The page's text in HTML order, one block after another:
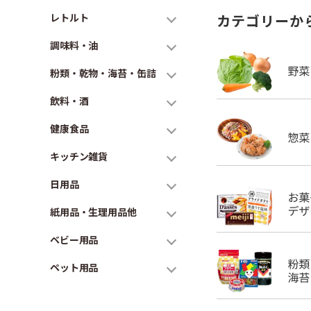
レトルト
調味料・油
粉類・乾物・海苔・缶詰
飲料・酒
健康食品
キッチン雑貨
日用品
紙用品・生理用品他
ベビー用品
ペット用品
カテゴリーか